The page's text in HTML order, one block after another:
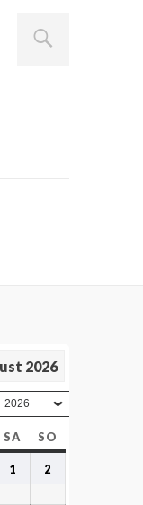
2026
SA SO
1 2